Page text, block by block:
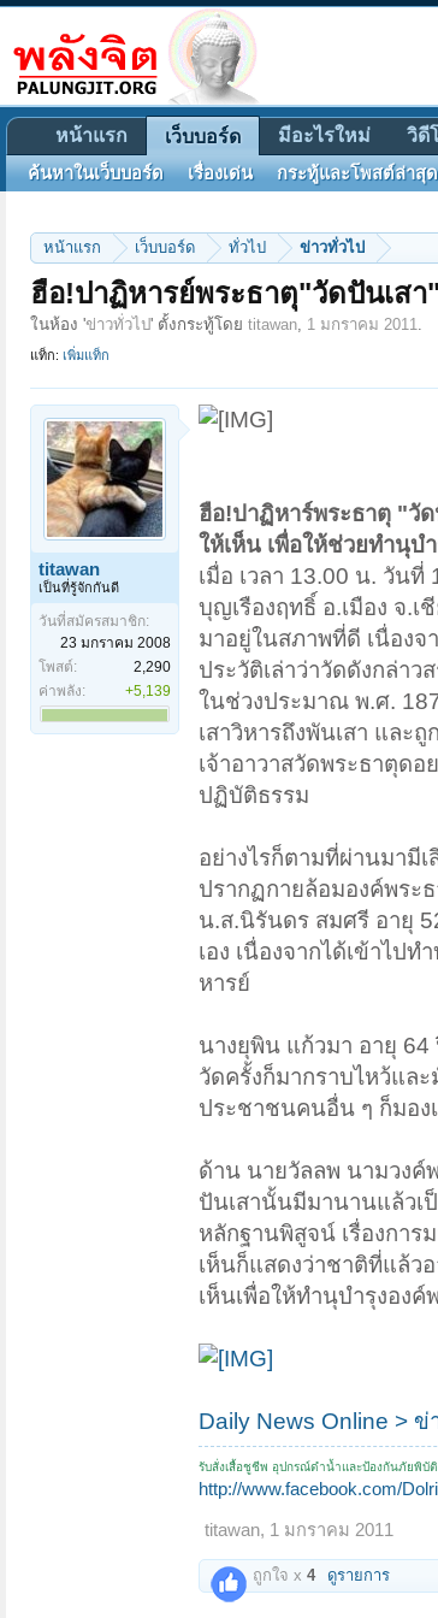
หน้าแรก เว็บบอร์ด ทั่วไป ข่าวทั่วไป
ฮือ!ปาฏิหารย์พระธาตุ"วัดปันเสา"
ในห้อง 'ข่าวทั่วไป' ตั้งกระทู้โดย titawan, 1 มกราคม 2011.
แท็ก: เพิ่มแท็ก
titawan
เป็นที่รู้จักกันดี
วันที่สมัครสมาชิก:
23 มกราคม 2008
โพสต์:
2,290
ค่าพลัง:
+5,139
ฮือ!ปาฏิหาร์พระธาตุ "วัด
ให้เห็น เพื่อให้ช่วยทำนุบ
เมื่อ เวลา 13.00 น. วัน
บุญเรืองฤทธิ์ อ.เมือง จ.
มาอยู่ในสภาพที่ดี เนื่องจ
ประวัติเล่าว่าวัดดังกล่า
ในช่วงประมาณ พ.ศ.
เสาวิหารถึงพันเสา และ
เจ้าอาวาสวัดพระธาตุด
ปฏิบัติธรรม
อย่างไรก็ตามที่ผ่านมามี
ปรากฏกายล้อมองค์พระ
น.ส.นิรันดร สมศรี อายุ
เอง เนื่องจากได้เข้าไป
หารย์
นางยุพิน แก้วมา อายุ 64
วัดครั้งก็มากราบไหว้แล
ประชาชนคนอื่น ๆ ก็มอง
ด้าน นายวัลลพ นามวงค์
ปันเสานั้นมีมานานแล้วเ
หลักฐานพิสูจน์ เรื่องกา
เห็นก็แสดงว่าชาติที่แล้ว
เห็นเพื่อให้ทำนุบำรุงอง
Daily News Online >
รับสั่งเสื้อชูชีพ อุปกรณ์ดำน้ำและป้องกันภัยพิบัติ
http://www.facebook.com/
titawan, 1 มกราคม 2011
ถูกใจ x 4 ดูรายการ
หน้าแรก เว็บบอร์ด
ค้นหาในเว็บบอร์ด เรื่องเด่น กระทู้และโพสต์ล่าสุด
มีอะไรใหม่ วิดี